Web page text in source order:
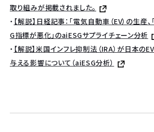
取り組みが掲載されました。
・ 【解説】日経記事：「電気自動車（EV）の生産
G指標が悪化」のaiESGサプライチェーン分析
・ 【解説】米国インフレ抑制法（IRA）が日本の
与える影響について（aiESG分析）